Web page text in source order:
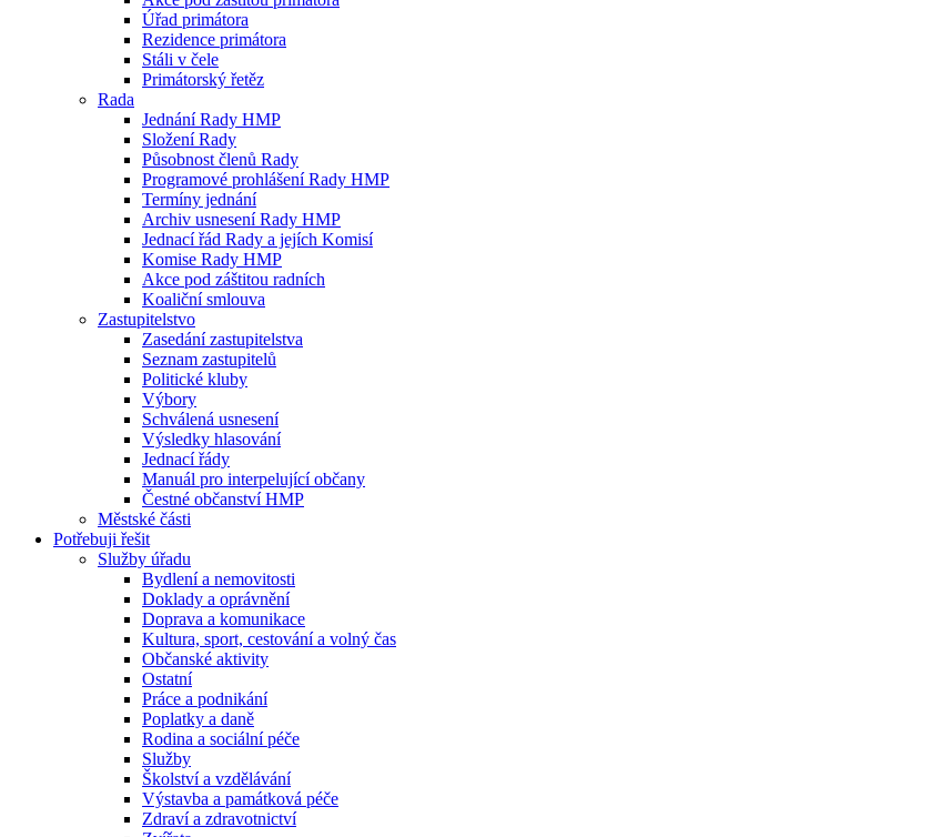
Úřad primátora
Rezidence primátora
Stáli v čele
Primátorský řetěz
Rada
Jednání Rady HMP
Složení Rady
Působnost členů Rady
Programové prohlášení Rady HMP
Termíny jednání
Archiv usnesení Rady HMP
Jednací řád Rady a jejích Komisí
Komise Rady HMP
Akce pod záštitou radních
Koaliční smlouva
Zastupitelstvo
Zasedání zastupitelstva
Seznam zastupitelů
Politické kluby
Výbory
Schválená usnesení
Výsledky hlasování
Jednací řády
Manuál pro interpelující občany
Čestné občanství HMP
Městské části
Potřebuji řešit
Služby úřadu
Bydlení a nemovitosti
Doklady a oprávnění
Doprava a komunikace
Kultura, sport, cestování a volný čas
Občanské aktivity
Ostatní
Práce a podnikání
Poplatky a daně
Rodina a sociální péče
Služby
Školství a vzdělávání
Výstavba a památková péče
Zdraví a zdravotnictví